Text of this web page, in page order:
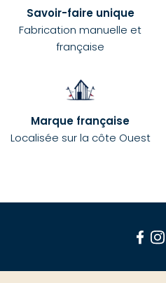
Savoir-faire unique
Fabrication manuelle et
française
Marque française
Localisée sur la côte Ouest